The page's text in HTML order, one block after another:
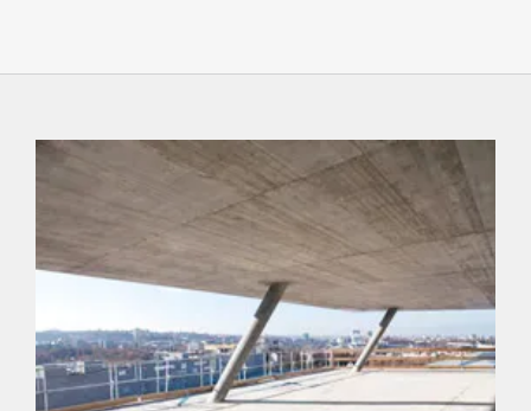
MAKING-OF | chantier hightech à Toulouse